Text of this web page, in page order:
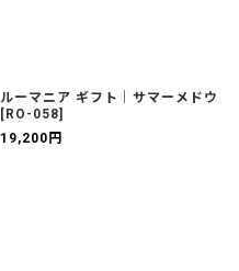
ルーマニア ギフト｜サマーメドウ
[ RO-058]
19,200 円